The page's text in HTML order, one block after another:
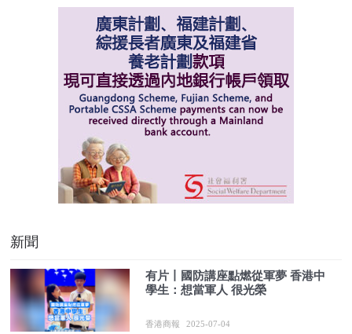
新聞
有片丨國防講座點燃從軍夢 香港中
學生：想當軍人 很光榮
香港商報 2025-07-04